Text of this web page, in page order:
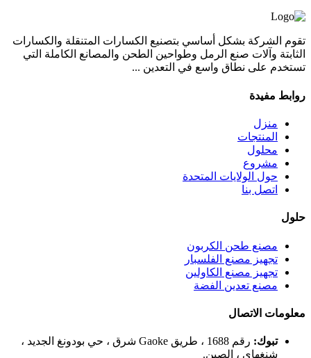
تقوم الشركة بشكل أساسي بتصنيع الكسارات المتنقلة والكسارات
الثابتة وآلات صنع الرمل وطواحين الطحن والمصانع الكاملة التي
تستخدم على نطاق واسع في التعدين ...
روابط مفيدة
منزل
المنتجات
محلول
مشروع
حول الولايات المتحدة
اتصل بنا
حلول
مصنع طحن الكربون
تجهيز مصنع الفلسبار
تجهيز مصنع الكاولين
مصنع تعدين الفضة
معلومات الاتصال
تبوك:
رقم 1688 ، طريق Gaoke شرق ، حي بودونغ الجديد ،
شنغهاي ، الصين.